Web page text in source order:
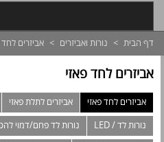
דף הבית > נורות ואביזרים > אביזרים לחד
אביזרים לחד פאזי
אביזרים לחד פאזי אביזרים לתלת פאזי
נורות לד / LED נורות לד פחם/דמוי